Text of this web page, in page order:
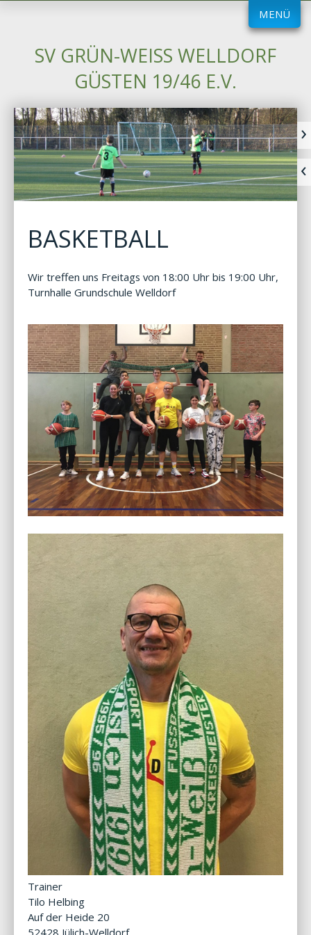
MENÜ
SV GRÜN-WEISS WELLDORF G
ÜSTEN 19/46 E.V.
BASKETBALL
Wir treffen uns Freitags von 18:00 Uhr bis 19:00 Uhr,
Turnhalle Grundschule Welldorf
Trainer
Tilo Helbing
Auf der Heide 20